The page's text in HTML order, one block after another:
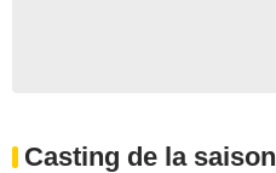
Casting de la